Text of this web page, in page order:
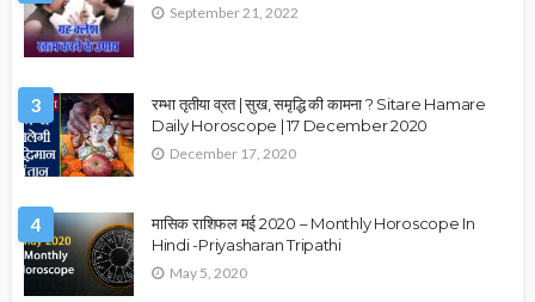
September 21, 2022
3
रम्भा तृतीया व्रत | सुख, समृद्धि की कामना ? Sitare Hamare
Daily Horoscope | 17 December 2020
December 17, 2020
4
मासिक राशिफल मई 2020 – Monthly Horoscope In
Hindi -Priyasharan Tripathi
May 5, 2020